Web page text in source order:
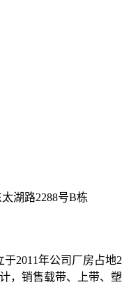
湖路2288号B栋
2011年公司厂房占地
，销售载带、上带、